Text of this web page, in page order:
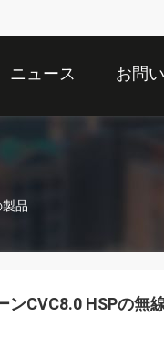
ニュース お問
品
ンCVC8.0 HSPの無